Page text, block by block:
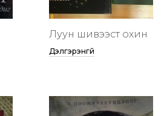
Луун шивээст охин
Дэлгэрэнгүй